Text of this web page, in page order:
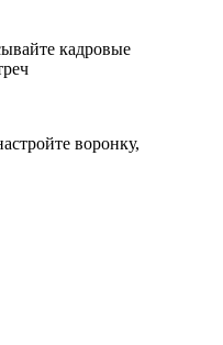
кадровые
воронку,